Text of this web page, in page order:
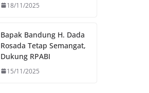
18/11/2025
Bapak Bandung H. Dada
Rosada Tetap Semangat,
Dukung RPABI
15/11/2025